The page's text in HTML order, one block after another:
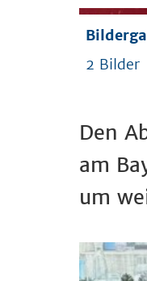
2 Bilder
Den
am
um